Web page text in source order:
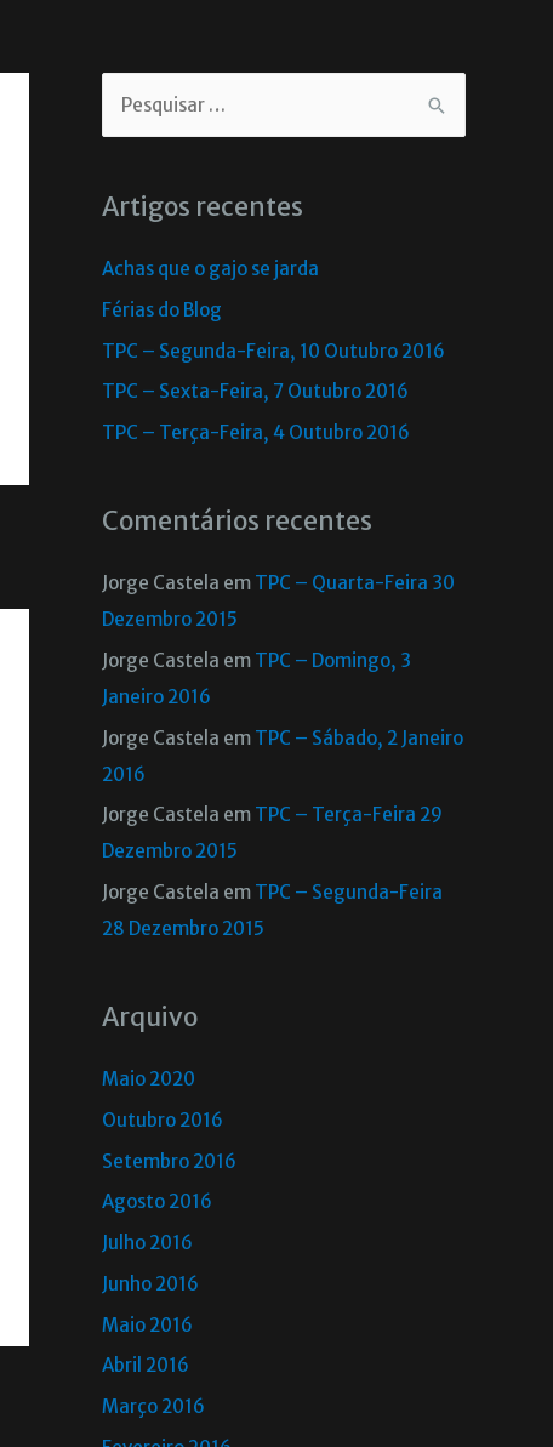
Artigos recentes
Achas que o gajo se jarda
Férias do Blog
TPC – Segunda-Feira, 10 Outubro 2016
TPC – Sexta-Feira, 7 Outubro 2016
TPC – Terça-Feira, 4 Outubro 2016
Comentários recentes
Jorge Castela em TPC – Quarta-Feira 30
Dezembro 2015
Jorge Castela em TPC – Domingo, 3
Janeiro 2016
Jorge Castela em TPC – Sábado, 2 Janeiro
2016
Jorge Castela em TPC – Terça-Feira 29
Dezembro 2015
Jorge Castela em TPC – Segunda-Feira
28 Dezembro 2015
Arquivo
Maio 2020
Outubro 2016
Setembro 2016
Agosto 2016
Julho 2016
Junho 2016
Maio 2016
Abril 2016
Março 2016